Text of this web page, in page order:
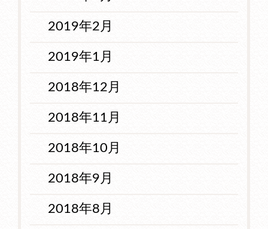
2019年2月
2019年1月
2018年12月
2018年11月
2018年10月
2018年9月
2018年8月